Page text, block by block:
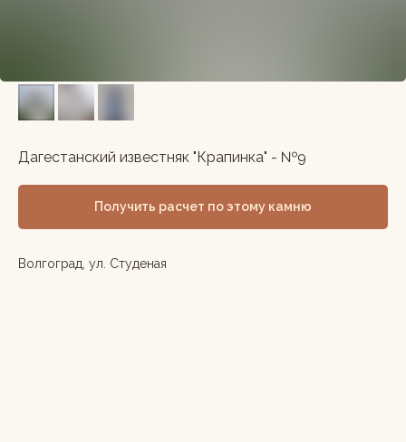
Дагестанский известняк "Крапинка" - №9
Получить расчет по этому камню
Волгоград, ул. Студеная